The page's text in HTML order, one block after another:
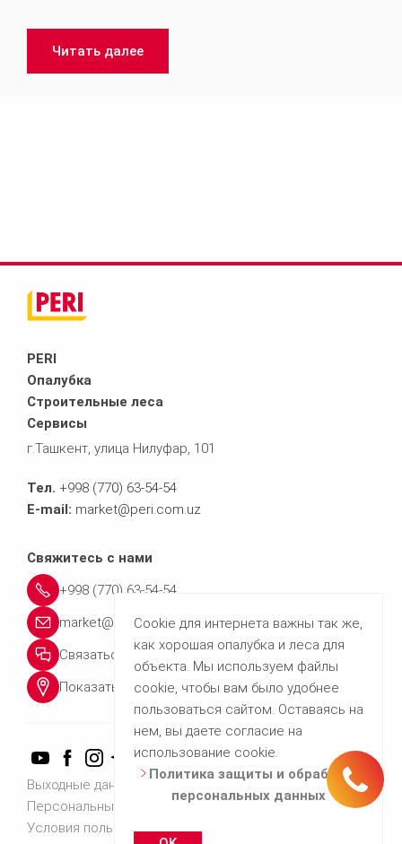
Тел.: +998 (770) 63-54-54
Читать далее
PERI
Опалубка
Строительные леса
Сервисы
г.Ташкент, улица Нилуфар, 101
Тел. +998 (770) 63-54-54
E-mail: market@peri.com.uz
Свяжитесь с нами
+998 (770) 63-54-54
market@peri.com.uz
Связаться с нами
Показать местоположение
Выходные данные
Персональные данные
Условия пользования
Cookie для интернета важны так же,
как хорошая опалубка и леса для
объекта. Мы используем файлы
cookie, чтобы вам было удобнее
пользоваться сайтом. Оставаясь на
нем, вы даете согласие на
использование cookie.
Политика защиты и обработки
персональных данных